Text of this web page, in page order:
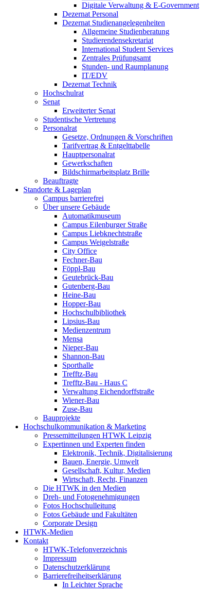
Digitale Verwaltung & E-Government
Dezernat Personal
Dezernat Studienangelegenheiten
Allgemeine Studienberatung
Studierendensekretariat
International Student Services
Zentrales Prüfungsamt
Stunden- und Raumplanung
IT/EDV
Dezernat Technik
Hochschulrat
Senat
Erweiterter Senat
Studentische Vertretung
Personalrat
Gesetze, Ordnungen & Vorschriften
Tarifvertrag & Entgelttabelle
Hauptpersonalrat
Gewerkschaften
Bildschirmarbeitsplatz Brille
Beauftragte
Standorte & Lageplan
Campus barrierefrei
Über unsere Gebäude
Automatikmuseum
Campus Eilenburger Straße
Campus Liebknechtstraße
Campus Weigelstraße
City Office
Fechner-Bau
Föppl-Bau
Geutebrück-Bau
Gutenberg-Bau
Heine-Bau
Hopper-Bau
Hochschulbibliothek
Lipsius-Bau
Medienzentrum
Mensa
Nieper-Bau
Shannon-Bau
Sporthalle
Trefftz-Bau
Trefftz-Bau - Haus C
Verwaltung Eichendorffstraße
Wiener-Bau
Zuse-Bau
Bauprojekte
Hochschulkommunikation & Marketing
Pressemitteilungen HTWK Leipzig
Expertinnen und Experten finden
Elektronik, Technik, Digitalisierung
Bauen, Energie, Umwelt
Gesellschaft, Kultur, Medien
Wirtschaft, Recht, Finanzen
Die HTWK in den Medien
Dreh- und Fotogenehmigungen
Fotos Hochschulleitung
Fotos Gebäude und Fakultäten
Corporate Design
HTWK-Medien
Kontakt
HTWK-Telefonverzeichnis
Impressum
Datenschutzerklärung
Barrierefreiheitserklärung
In Leichter Sprache